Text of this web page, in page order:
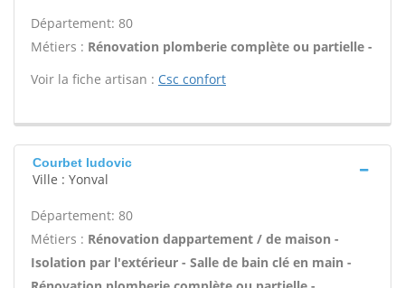
Département: 80
Métiers : Rénovation plomberie complète ou partielle -
Voir la fiche artisan : Csc confort
Courbet ludovic
Ville : Yonval
Département: 80
Métiers : Rénovation dappartement / de maison -
Isolation par l'extérieur - Salle de bain clé en main -